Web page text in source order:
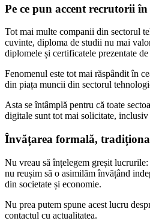
Pe ce pun accent recrutorii
Tot mai multe companii din sectorul
cuvinte, diploma de studii nu mai
diplomele și certificatele prezentate
Fenomenul este tot mai răspândit în
din piața muncii din sectorul
Asta se întâmplă pentru că toate
digitale sunt tot mai solicitate,
Învățarea formală,
Nu vreau să înțelegem greșit
nu reușim să o asimilăm învățând
din societate și economie.
Nu prea putem spune acest lucru
contactul cu actualitatea.